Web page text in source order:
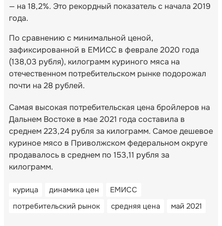
— на 18,2%. Это рекордный показатель с начала 2019
года.
По сравнению с минимальной ценой,
зафиксированной в ЕМИСС в феврале 2020 года
(138,03 рубля), килограмм куриного мяса на
отечественном потребительском рынке подорожал
почти на 28 рублей.
Самая высокая потребительская цена бройлеров на
Дальнем Востоке в мае 2021 года составила в
среднем 223,24 рубля за килограмм. Самое дешевое
куриное мясо в Приволжском федеральном округе
продавалось в среднем по 153,11 рубля за
килограмм.
курица динамика цен
ЕМИСС
потребительский рынок
средняя цена май 2021